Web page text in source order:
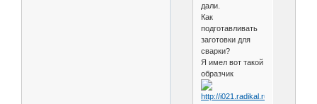
дали.
Как
подготавливать
заготовки для
сварки?
Я имел вот такой
образчик